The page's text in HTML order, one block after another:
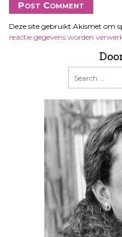
Deze site gebruikt Akismet om
reactie gegevens worden